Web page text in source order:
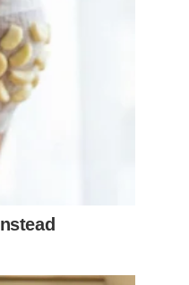
a umidade.
permanece liso, e a
de poeira,